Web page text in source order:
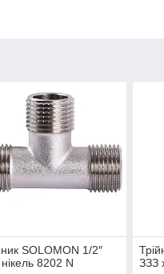
SOLOMON 1/2″
8202 N
ЗЗЗ